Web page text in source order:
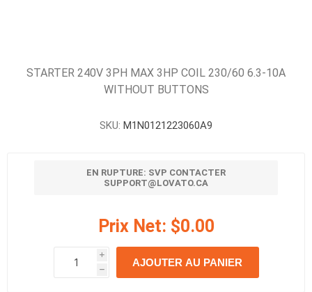
STARTER 240V 3PH MAX 3HP COIL 230/60 6.3-10A
WITHOUT BUTTONS
SKU: M1N0121223060A9
EN RUPTURE: SVP CONTACTER
SUPPORT@LOVATO.CA
Prix Net: $0.00
i
h
h
AJOUTER AU PANIER